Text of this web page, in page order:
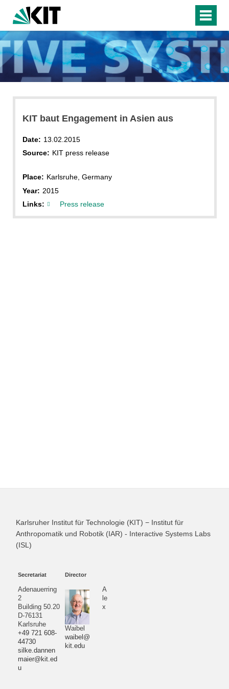
KIT baut Engagement in Asien aus
Date: 13.02.2015
Source: KIT press release
Place: Karlsruhe, Germany
Year: 2015
Links:
Press release
Karlsruher Institut für Technologie (KIT) − Institut für
Anthropomatik und Robotik (IAR) - Interactive Systems Labs
(ISL)
Secretariat
Adenauerring
2
Building 50.20
D-76131
Karlsruhe
+49 721 608-
44730
silke.dannen
maier@kit.ed
u
Director
A
le
x
Waibel
waibel@
kit.edu